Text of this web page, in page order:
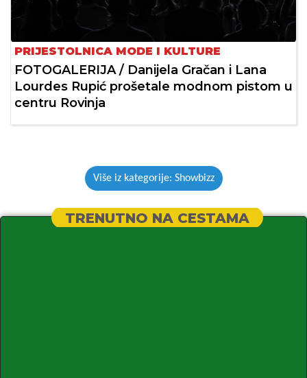
PRIJESTOLNICA MODE I KULTURE
FOTOGALERIJA / Danijela Gračan i Lana
Lourdes Rupić prošetale modnom pistom u
centru Rovinja
Više iz kategorije: Showbizz
TRENUTNO NA CESTAMA